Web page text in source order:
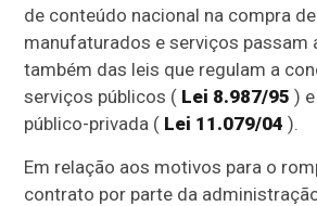
de conteúdo nacional na compra
manufaturados e serviços passam
também das leis que regulam a
serviços públicos ( Lei 8.987/95 )
público-privada ( Lei 11.079/04 ).
Em relação aos motivos para o
contrato por parte da